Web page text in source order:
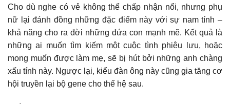
Cho dù nghe có vẻ không thể chấp nhận nổi, nhưng phụ
nữ lại đánh đồng những đặc điểm này với sự nam tính –
khả năng cho ra đời những đứa con mạnh mẽ. Kết quả là
những ai muốn tìm kiếm một cuộc tình phiêu lưu, hoặc
mong muốn được làm mẹ, sẽ bị hút bởi những anh chàng
xấu tính này. Ngược lại, kiểu đàn ông này cũng gia tăng cơ
hội truyền lại bộ gene cho thế hệ sau.